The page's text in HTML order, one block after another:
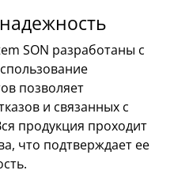
SON разработаны с
позволяет
и связанных с
продукция проходит
что подтверждает ее